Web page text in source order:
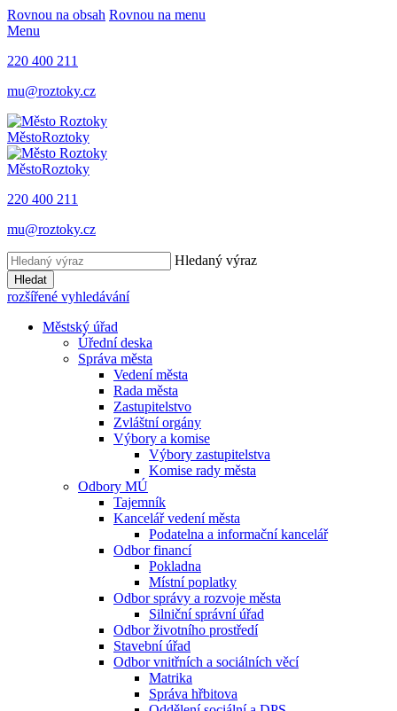
Rovnou na obsah Rovnou na menu
Menu
220 400 211
mu@roztoky.cz
MěstoRoztoky
MěstoRoztoky
220 400 211
mu@roztoky.cz
Hledaný výraz
Hledat
rozšířené vyhledávání
Městský úřad
Úřední deska
Správa města
Vedení města
Rada města
Zastupitelstvo
Zvláštní orgány
Výbory a komise
Výbory zastupitelstva
Komise rady města
Odbory MÚ
Tajemník
Kancelář vedení města
Podatelna a informační kancelář
Odbor financí
Pokladna
Místní poplatky
Odbor správy a rozvoje města
Silniční správní úřad
Odbor životního prostředí
Stavební úřad
Odbor vnitřních a sociálních věcí
Matrika
Správa hřbitova